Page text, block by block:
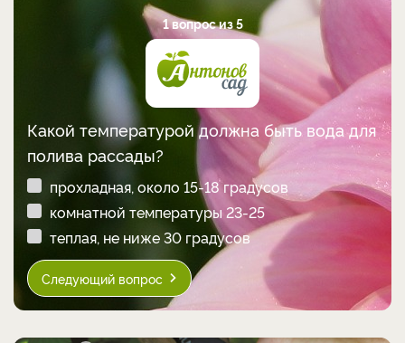
1 вопрос из 5
Какой температурой должна быть вода для
полива рассады?
прохладная, около 15-18 градусов
комнатной температуры 23-25
теплая, не ниже 30 градусов
Следующий вопрос